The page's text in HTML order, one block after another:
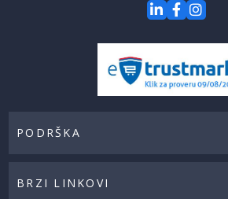
PODRŠKA
BRZI LINKOVI